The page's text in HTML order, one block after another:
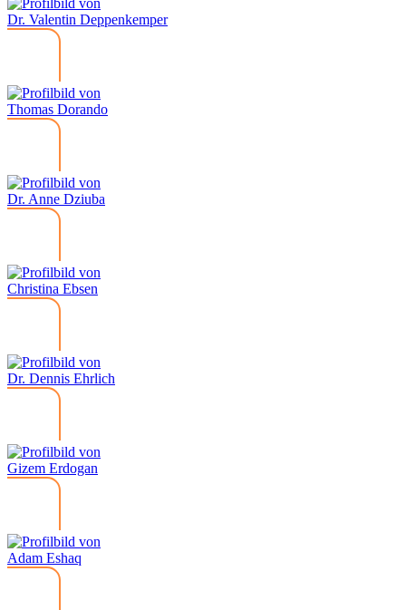
Dr. Valentin Deppenkemper
Thomas Dorando
Dr. Anne Dziuba
Christina Ebsen
Dr. Dennis Ehrlich
Gizem Erdogan
Adam Eshaq